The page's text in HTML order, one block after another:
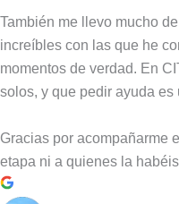
También me llevo mucho
increíbles con las que he
momentos de verdad. En
solos, y que pedir ayuda es
Gracias por acompañarme
etapa ni a quienes la